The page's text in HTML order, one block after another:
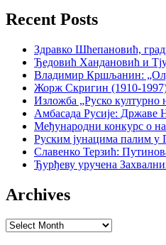
Recent Posts
Здравко Шћепановић,
Ђедовић Хандановић и
Владимир Кршљанин:
Жорж Скригин (1910-
Изложба „Руско културно
Амбасада Русије: Државе
Међународни конкурс о
Руским јунацима палим у
Славенко Терзић:
Ђурђеву уручена
Archives
Archives